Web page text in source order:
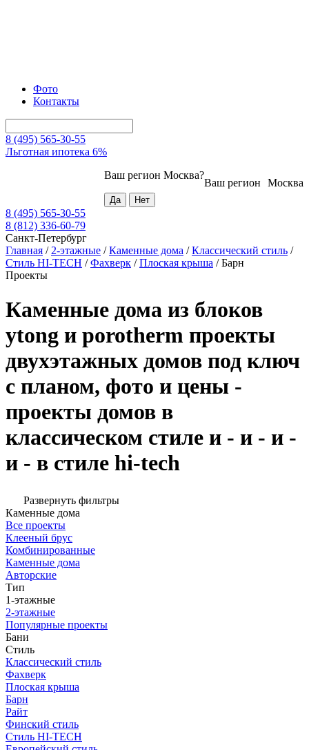
Фото
Контакты
8 (495) 565-30-55
Льготная ипотека 6%
Москва
Ваш регион
Ваш регион Москва?
8 (495) 565-30-55
8 (812) 336-60-79
Санкт-Петербург
Главная / 2-этажные /Каменные дома /Классический стиль /
Стиль HI-TECH /Фахверк /Плоская крыша /Барн
Проекты
Каменные дома из блоков
ytong и porotherm проекты
двухэтажных домов под ключ
с планом, фото и цены -
проекты домов в
классическом стиле и - и - и -
и - в стиле hi-tech
Развернуть фильтры
Каменные дома
Все проекты
Клееный брус
Комбинированные
Каменные дома
Авторские
Тип
1-этажные
2-этажные
Популярные проекты
Бани
Стиль
Классический стиль
Фахверк
Плоская крыша
Барн
Райт
Финский стиль
Стиль HI-TECH